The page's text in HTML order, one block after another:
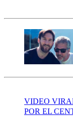
VIDEO
POR EL